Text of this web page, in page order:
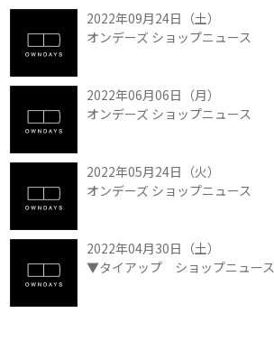
2022年09月24日（土）
オンデーズ ショップニュース
2022年06月06日（月）
オンデーズ ショップニュース
2022年05月24日（火）
オンデーズ ショップニュース
2022年04月30日（土）
▼タイアップ ショップニュース